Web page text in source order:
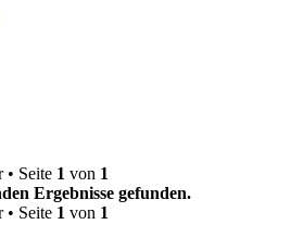
• Seite 1 von 1
Ergebnisse gefunden.
• Seite 1 von 1